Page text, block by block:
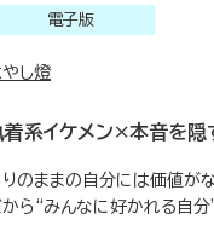
電子版
し燈
着系イケメン×本音を隠
のままの自分には価値がな
から“みんなに好かれる自